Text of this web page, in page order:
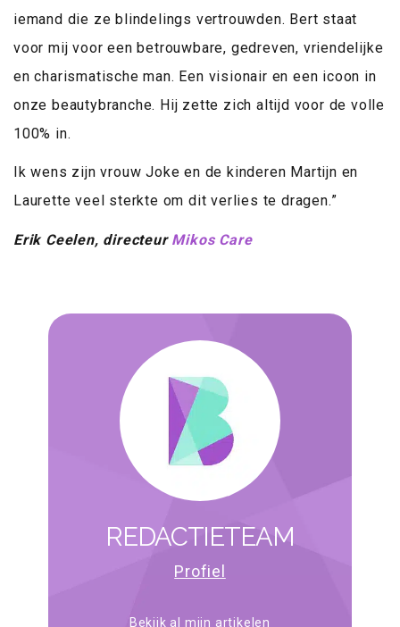
iemand die ze blindelings vertrouwden. Bert staat
voor mij voor een betrouwbare, gedreven, vriendelijke
en charismatische man. Een visionair en een icoon in
onze beautybranche. Hij zette zich altijd voor de volle
100% in.
Ik wens zijn vrouw Joke en de kinderen Martijn en
Laurette veel sterkte om dit verlies te dragen.”
Erik Ceelen, directeur Mikos Care
REDACTIETEAM
Profiel
Bekijk al mijn artikelen